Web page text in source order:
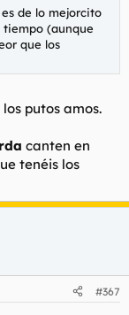
de lo mejorcito
tiempo (aunque
que los
putos amos.
canten en
tenéis los
#367